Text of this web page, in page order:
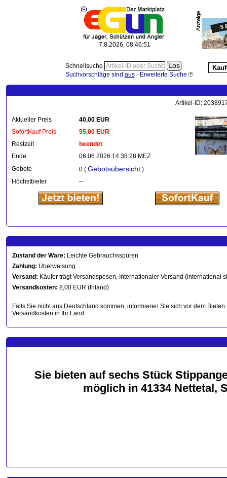
7.8.2026, 08:46:51
Schnellsuche
Suchvorschläge sind aus- Erweiterte Suche
Artikel-ID:
Aktueller Preis
40,00 EUR
SofortKauf Preis
55,00 EUR
Restzeit
beendet
Ende
06.06.2026 14:38:28 MEZ
Gebote
0 ( Gebotsübersicht )
Höchstbieter
--
Zustand der Ware: Leichte Gebrauchsspuren
Zahlung: Überweisung
Versand: Käufer trägt Versandspesen, Internationaler Versand (international
Versandkosten: 8,00 EUR (Inland)
Falls Sie nicht aus Deutschland kommen, informieren Sie sich vor dem
Versandkosten in Ihr Land.
Sie bieten auf sechs Stück
möglich in 41334 Nettetal,